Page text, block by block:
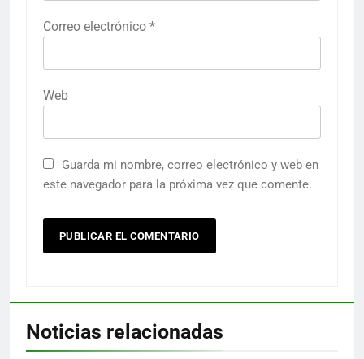
Correo electrónico *
Web
Guarda mi nombre, correo electrónico y web en
este navegador para la próxima vez que comente.
Noticias relacionadas